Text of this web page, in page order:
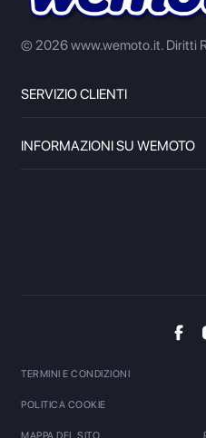
© 2026 www.wemoto.it. Diritti
SERVIZIO CLIENTI
INFORMAZIONI SU WEMOTO
TERMINI E CONDIZIONI
POLITICA COOKIE